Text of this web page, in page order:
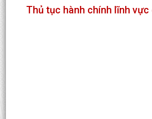
Thủ tục hành chính lĩnh